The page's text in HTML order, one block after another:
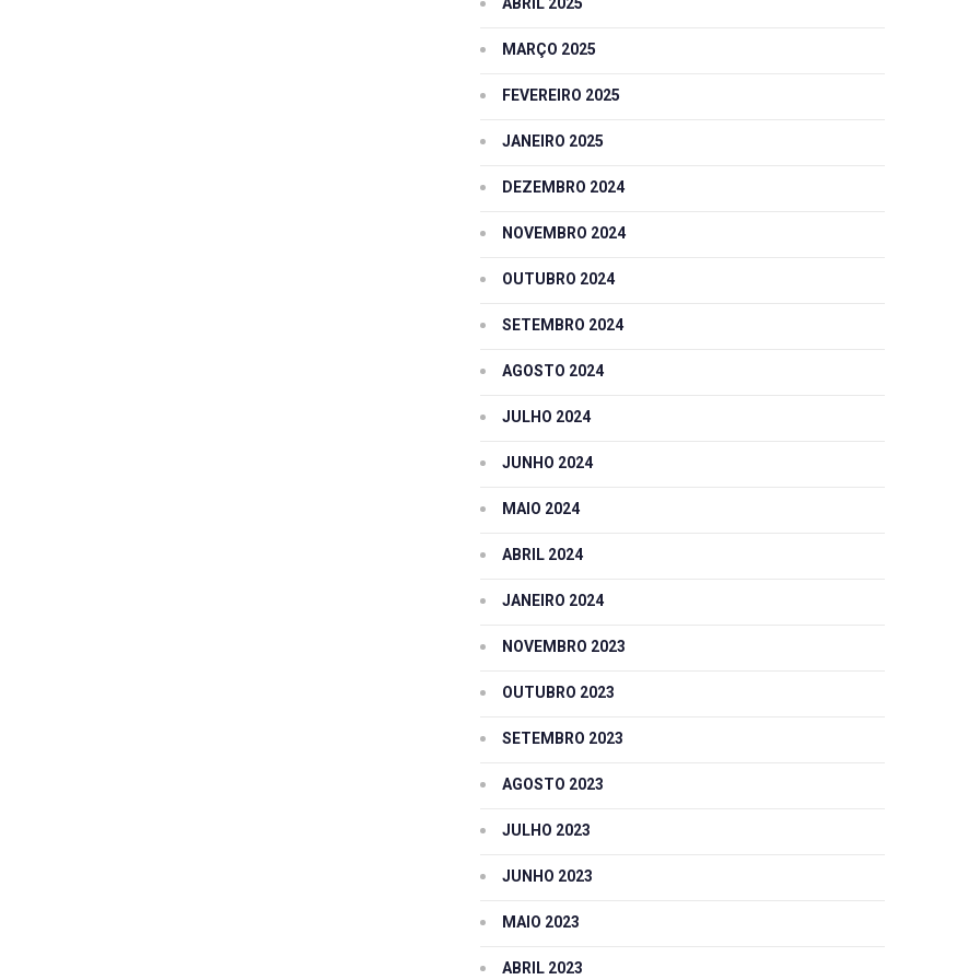
MARÇO 2025
FEVEREIRO 2025
JANEIRO 2025
DEZEMBRO 2024
NOVEMBRO 2024
OUTUBRO 2024
SETEMBRO 2024
AGOSTO 2024
JULHO 2024
JUNHO 2024
MAIO 2024
ABRIL 2024
JANEIRO 2024
NOVEMBRO 2023
OUTUBRO 2023
SETEMBRO 2023
AGOSTO 2023
JULHO 2023
JUNHO 2023
MAIO 2023
ABRIL 2023